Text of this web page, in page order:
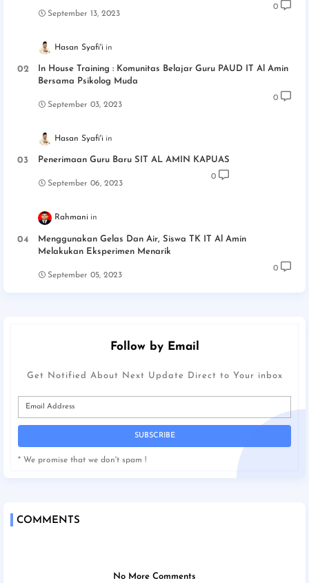
September 13, 2023
0
Hasan Syafi'i
In House Training : Komunitas Belajar Guru PAUD IT Al Amin
Bersama Psikolog Muda
September 03, 2023
0
Hasan Syafi'i
Penerimaan Guru Baru SIT AL AMIN KAPUAS
September 06, 2023
0
Rahmani
Menggunakan Gelas Dan Air, Siswa TK IT Al Amin
Melakukan Eksperimen Menarik
September 05, 2023
0
Follow by Email
Get Notified About Next Update Direct to Your inbox
* We promise that we don't spam !
COMMENTS
No More Comments